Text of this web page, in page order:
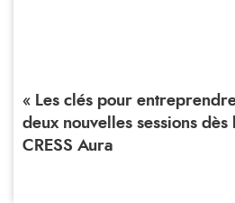
« Les clés pour
deux nouvelles sessions
CRESS Aura